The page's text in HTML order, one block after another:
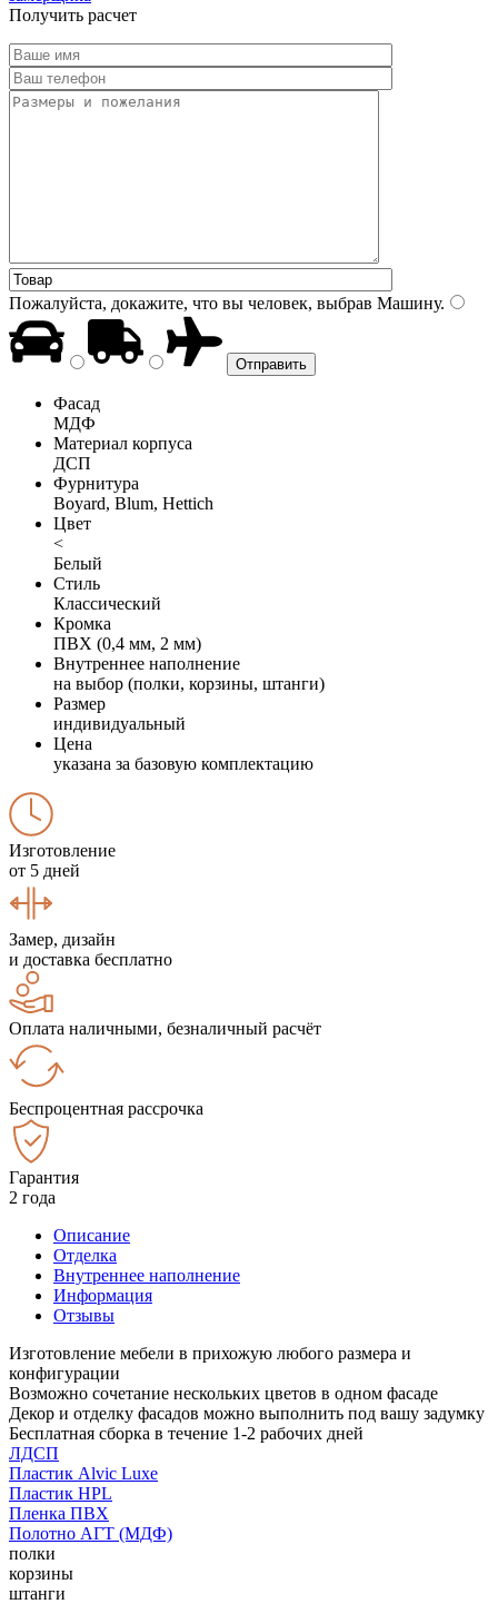
Получить расчет
Пожалуйста, докажите, что вы человек, выбрав Машину.
Фасад
МДФ
Материал корпуса
ДСП
Фурнитура
Boyard, Blum, Hettich
Цвет
<
Белый
Стиль
Классический
Кромка
ПВХ (0,4 мм, 2 мм)
Внутреннее наполнение
на выбор (полки, корзины, штанги)
Размер
индивидуальный
Цена
указана за базовую комплектацию
Изготовление
от 5 дней
Замер, дизайн
и доставка бесплатно
Оплата наличными, безналичный расчёт
Беспроцентная рассрочка
Гарантия
2 года
Описание
Отделка
Внутреннее наполнение
Информация
Отзывы
Изготовление мебели в прихожую любого размера и
конфигурации
Возможно сочетание нескольких цветов в одном фасаде
Декор и отделку фасадов можно выполнить под вашу задумку
Бесплатная сборка в течение 1-2 рабочих дней
ЛДСП
Пластик Alvic Luxe
Пластик HPL
Пленка ПВХ
Полотно АГТ (МДФ)
полки
корзины
штанги